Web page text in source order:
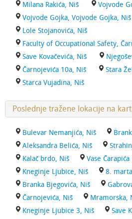
Milana Rakića, Niš
Vojvode
Vojvode Gojka, Vojvode Gojka, Niš
Lole Stojanovića, Niš
Faculty of Occupational Safety,
Save Kovačevića, Niš
Čarnojevića 10a, Niš
Stara
Starca Vujadina, Niš
Poslednje tražene lokacije na
Bulevar Nemanjića, Niš
Aleksandra Belića, Niš
Kalač brdo, Niš
Vase
Kneginje Ljubice, Niš
8.
Branka Bjegovića, Niš
Čarnojevića, Niš
Mramorska,
Kneginje Ljubice 3, Niš
Save